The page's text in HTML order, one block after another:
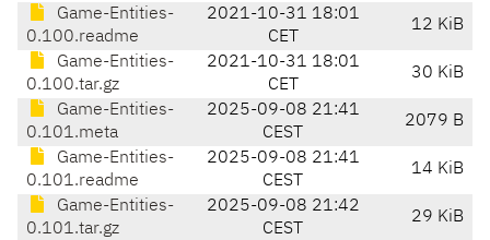
Game-Entities-
0.100.readme
2021-10-31 18:01
CET
12 KiB
Game-Entities-
0.100.tar.gz
2021-10-31 18:01
CET
30 KiB
Game-Entities-
0.101.meta
2025-09-08 21:41
CEST
2079 B
Game-Entities-
0.101.readme
2025-09-08 21:41
CEST
14 KiB
Game-Entities-
0.101.tar.gz
2025-09-08 21:42
CEST
29 KiB